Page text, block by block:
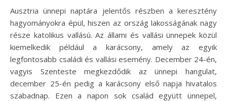
Ausztria ünnepi naptára jelentős részben a keresztény
hagyományokra épül, hiszen az ország lakosságának nagy
része katolikus vallású. Az állami és vallási ünnepek közül
kiemelkedik például a karácsony, amely az egyik
legfontosabb családi és vallási esemény. December 24-én,
vagyis Szenteste megkezdődik az ünnepi hangulat,
december 25-én pedig a karácsony első napja hivatalos
szabadnap. Ezen a napon sok család együtt ünnepel,